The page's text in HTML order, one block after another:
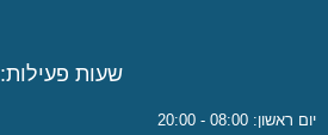
שעות פעילות:
יום ראשון: 08:00 - 20:00